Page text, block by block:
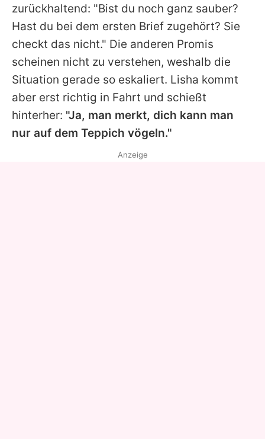
Utiq verwalten
zurückhaltend: "Bist du noch ganz sauber?
Hast du bei dem ersten Brief zugehört? Sie
checkt das nicht." Die anderen Promis
scheinen nicht zu verstehen, weshalb die
Situation gerade so eskaliert. Lisha kommt
aber erst richtig in Fahrt und schießt
hinterher: "Ja, man merkt, dich kann man
nur auf dem Teppich vögeln."
Anzeige